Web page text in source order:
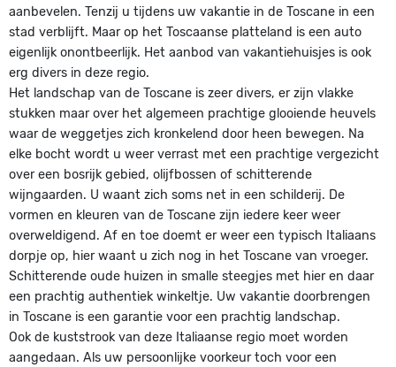
aanbevelen. Tenzij u tijdens uw vakantie in de Toscane in een
stad verblijft. Maar op het Toscaanse platteland is een auto
eigenlijk onontbeerlijk. Het aanbod van vakantiehuisjes is ook
erg divers in deze regio.
Het landschap van de Toscane is zeer divers, er zijn vlakke
stukken maar over het algemeen prachtige glooiende heuvels
waar de weggetjes zich kronkelend door heen bewegen. Na
elke bocht wordt u weer verrast met een prachtige vergezicht
over een bosrijk gebied, olijfbossen of schitterende
wijngaarden. U waant zich soms net in een schilderij. De
vormen en kleuren van de Toscane zijn iedere keer weer
overweldigend. Af en toe doemt er weer een typisch Italiaans
dorpje op, hier waant u zich nog in het Toscane van vroeger.
Schitterende oude huizen in smalle steegjes met hier en daar
een prachtig authentiek winkeltje. Uw vakantie doorbrengen
in Toscane is een garantie voor een prachtig landschap.
Ook de kuststrook van deze Italiaanse regio moet worden
aangedaan. Als uw persoonlijke voorkeur toch voor een